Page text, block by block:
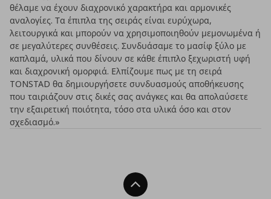
θέλαμε να έχουν διαχρονικό χαρακτήρα και αρμονικές
αναλογίες. Τα έπιπλα της σειράς είναι ευρύχωρα,
λειτουργικά και μπορούν να χρησιμοποιηθούν μεμονωμένα ή
σε μεγαλύτερες συνθέσεις. Συνδυάσαμε το μασίφ ξύλο με
καπλαμά, υλικά που δίνουν σε κάθε έπιπλο ξεχωριστή υφή
και διαχρονική ομορφιά. Ελπίζουμε πως με τη σειρά
TONSTAD θα δημιουργήσετε συνδυασμούς αποθήκευσης
που ταιριάζουν στις δικές σας ανάγκες και θα απολαύσετε
την εξαιρετική ποιότητα, τόσο στα υλικά όσο και στον
σχεδιασμό.»
Back To Top